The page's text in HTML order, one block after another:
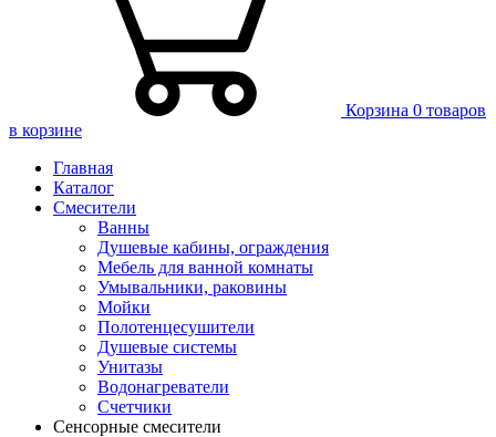
Корзина 0 товаров
в корзине
Главная
Каталог
Смесители
Ванны
Душевые кабины, ограждения
Мебель для ванной комнаты
Умывальники, раковины
Мойки
Полотенцесушители
Душевые системы
Унитазы
Водонагреватели
Счетчики
Сенсорные смесители